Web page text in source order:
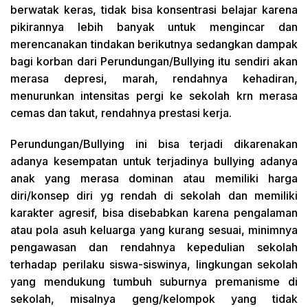
berwatak keras, tidak bisa konsentrasi belajar karena
pikirannya lebih banyak untuk mengincar dan
merencanakan tindakan berikutnya sedangkan dampak
bagi korban dari Perundungan/Bullying itu sendiri akan
merasa depresi, marah, rendahnya kehadiran,
menurunkan intensitas pergi ke sekolah krn merasa
cemas dan takut, rendahnya prestasi kerja.
Perundungan/Bullying ini bisa terjadi dikarenakan
adanya kesempatan untuk terjadinya bullying adanya
anak yang merasa dominan atau memiliki harga
diri/konsep diri yg rendah di sekolah dan memiliki
karakter agresif, bisa disebabkan karena pengalaman
atau pola asuh keluarga yang kurang sesuai, minimnya
pengawasan dan rendahnya kepedulian sekolah
terhadap perilaku siswa-siswinya, lingkungan sekolah
yang mendukung tumbuh suburnya premanisme di
sekolah, misalnya geng/kelompok yang tidak